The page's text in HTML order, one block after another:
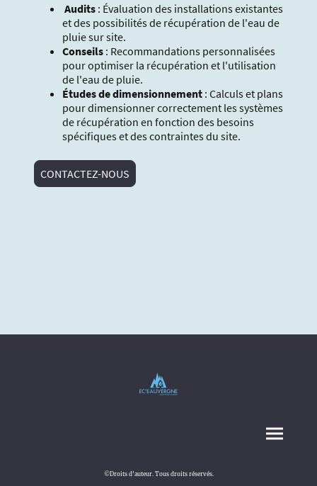
Audits : Évaluation des installations existantes
et des possibilités de récupération de l'eau de
pluie sur site.
Conseils : Recommandations personnalisées
pour optimiser la récupération et l'utilisation
de l'eau de pluie.
Études de dimensionnement : Calculs et plans
pour dimensionner correctement les systèmes
de récupération en fonction des besoins
spécifiques et des contraintes du site.
CONTACTEZ-NOUS
©Droits d'auteur. Tous droits réservés.